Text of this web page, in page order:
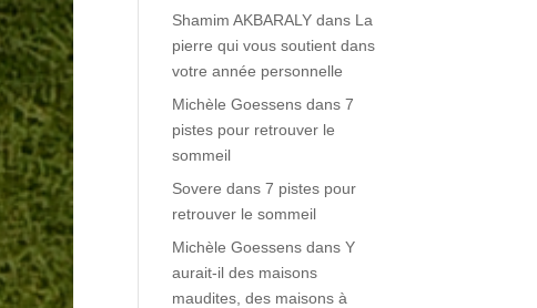
Shamim AKBARALY dans La
pierre qui vous soutient dans
votre année personnelle
Michèle Goessens dans7
pistes pour retrouver le
sommeil
Sovere dans7 pistes pour
retrouver le sommeil
Michèle Goessens dansY
aurait-il des maisons
maudites, des maisons à